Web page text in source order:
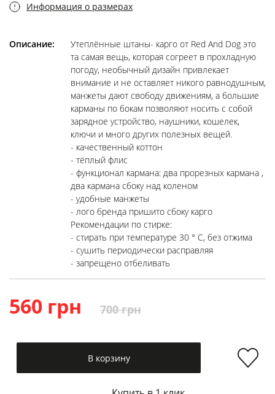
Информация о размерах
Описание:
Утеплённые штаны- карго от Red And Dog это
та самая вещь, которая согреет в прохладную
погоду, необычный дизайн привлекает
внимание и не оставляет никого равнодушным,
манжеты дают свободу движениям, а большие
карманы по бокам позволяют носить с собой
зарядное устройство, наушники, кошелек,
ключи и много других полезных вещей.
- качественный коттон
- тёплый флис
- функционал кармана: два прорезных кармана ,
два кармана сбоку над коленом
- удобные манжеты
- лого бренда пришито сбоку карго
Рекомендации по стирке:
- стирать при температуре 30 ° C, без отжима
- сушить периодически расправляя
- запрещено отбеливать
560 грн 700 грн
В корзину